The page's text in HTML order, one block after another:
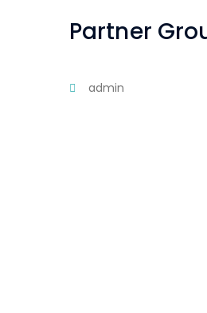
Partner
admin